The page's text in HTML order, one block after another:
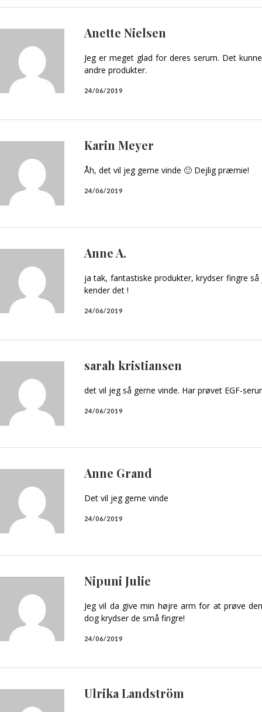
Anette Nielsen
Jeg er meget glad for deres serum. Det
andre produkter.
24/06/2019
Karin Meyer
Åh, det vil jeg gerne vinde 🙂 Dejlig præmie!
24/06/2019
Anne A.
ja tak, fantastiske produkter, krydser fingre
kender det !
24/06/2019
sarah kristiansen
det vil jeg så gerne vinde. Har prøvet EGF-
24/06/2019
Anne Grand
Det vil jeg gerne vinde
24/06/2019
Nipuni Julie
Jeg vil da give min højre arm for at prøve
dog krydser de små fingre!
24/06/2019
Ulrika Landström